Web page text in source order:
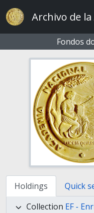
Skip to main content
Archivo de
Fondos
Holdings
Quick
Collection EF -